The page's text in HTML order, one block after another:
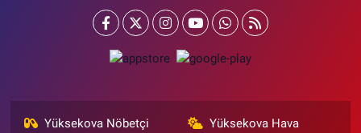
Yüksekova Nöbetçi
Yüksekova Hava